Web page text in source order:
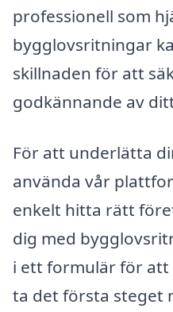
professionell som
bygglovsritningar
skillnaden för att
godkännande av
För att underlätta
använda vår
enkelt hitta rätt
dig med
i ett formulär för att
ta det första steget